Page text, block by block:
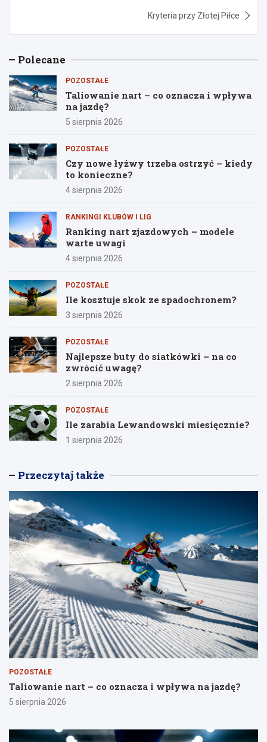
Kryteria przy Złotej Piłce
Polecane
POZOSTAŁE
Taliowanie nart – co oznacza i wpływa
na jazdę?
5 sierpnia 2026
POZOSTAŁE
Czy nowe łyżwy trzeba ostrzyć – kiedy
to konieczne?
4 sierpnia 2026
RANKINGI KLUBÓW I LIG
Ranking nart zjazdowych – modele
warte uwagi
4 sierpnia 2026
POZOSTAŁE
Ile kosztuje skok ze spadochronem?
3 sierpnia 2026
POZOSTAŁE
Najlepsze buty do siatkówki – na co
zwrócić uwagę?
2 sierpnia 2026
POZOSTAŁE
Ile zarabia Lewandowski miesięcznie?
1 sierpnia 2026
Przeczytaj także
POZOSTAŁE
Taliowanie nart – co oznacza i wpływa na jazdę?
5 sierpnia 2026